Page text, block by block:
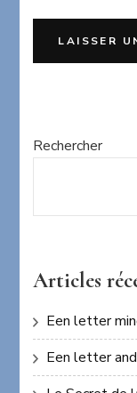
Rechercher
Articles
Een letter
Een letter